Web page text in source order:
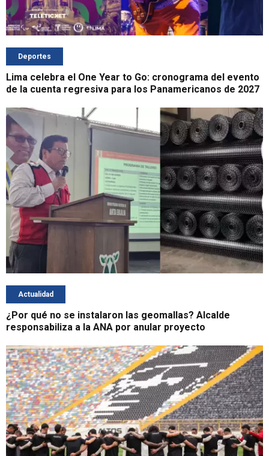
Deportes
Lima celebra el One Year to Go: cronograma del evento
de la cuenta regresiva para los Panamericanos de 2027
Actualidad
¿Por qué no se instalaron las geomallas? Alcalde
responsabiliza a la ANA por anular proyecto